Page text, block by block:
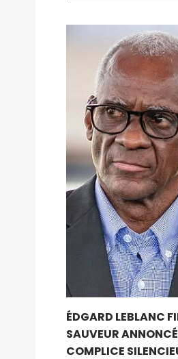
ÉDGARD LEBLANC
SAUVEUR
COMPLICE